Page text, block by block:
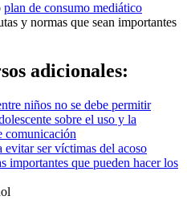
plan de consumo mediático
y normas que sean importantes
adicionales:
niños no se debe permitir
sobre el uso y la
comunicación
evitar ser víctimas del acoso
importantes que pueden hacer los